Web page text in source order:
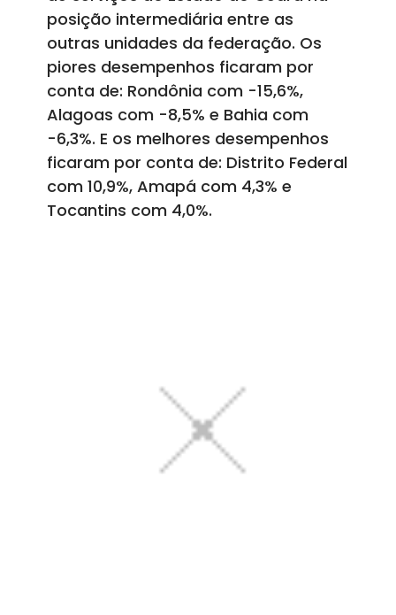
posição intermediária entre as
outras unidades da federação. Os
piores desempenhos ficaram por
conta de: Rondônia com -15,6%,
Alagoas com -8,5% e Bahia com
-6,3%. E os melhores desempenhos
ficaram por conta de: Distrito Federal
com 10,9%, Amapá com 4,3% e
Tocantins com 4,0%.